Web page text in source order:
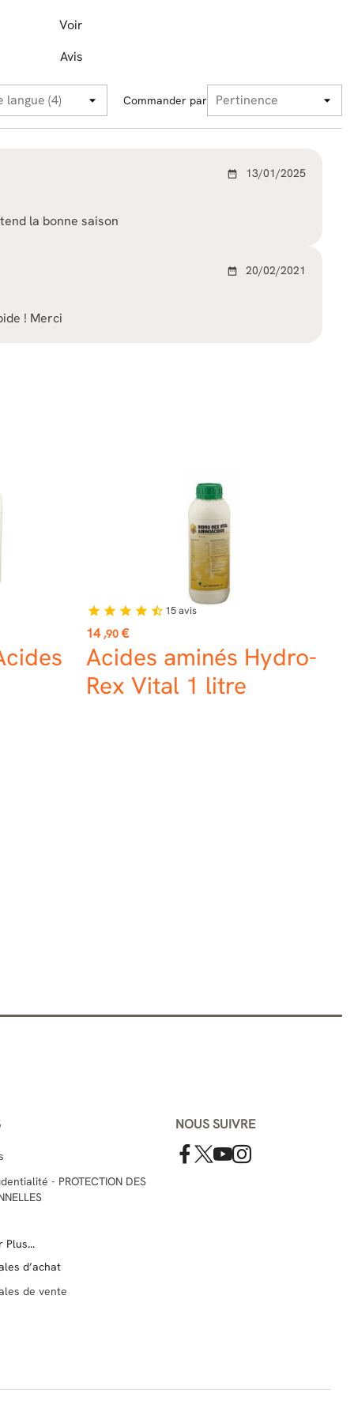
Voir
Avis
Commander par
date_range 13/01/2025
la bonne saison
date_range 20/02/2021
! Merci
Prix
14 ,90 €
Acides aminés Hydro-
Rex Vital 1 litre
star star star star star_half 15avis
- PROTECTION DES
Plus...
d’achat
de vente
NOUS SUIVRE